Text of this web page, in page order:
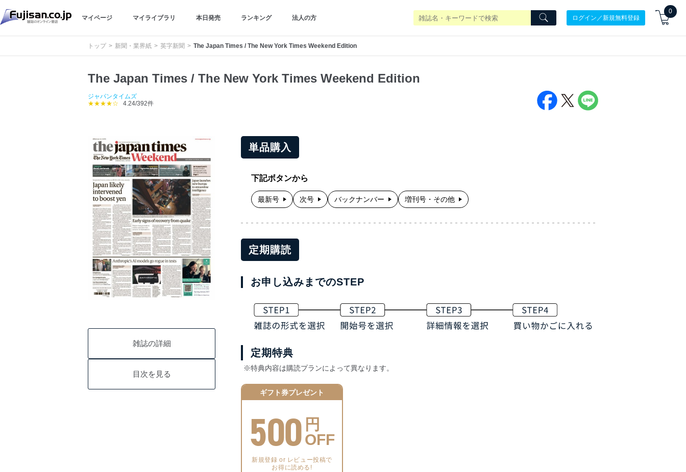
マイページ マイライブラリ 本日発売 ランキング 法人の方 ログイン／新規無料登録
0
トップ 新聞・業界紙 英字新聞 The Japan Times / The New York Times Weekend Edition
The Japan Times / The New York Times Weekend Edition
ジャパンタイムズ
★★★★☆
4.24/392件
雑誌の詳細
目次を見る
単品購入
下記ボタンから
最新号 次号 バックナンバー 増刊号・その他
定期購読
お申し込みまでのSTEP
定期特典
※特典内容は購読プランによって異なります。
ギフト券プレゼント
500 円
OFF
新規登録 or レビュー投稿で
お得に読める!